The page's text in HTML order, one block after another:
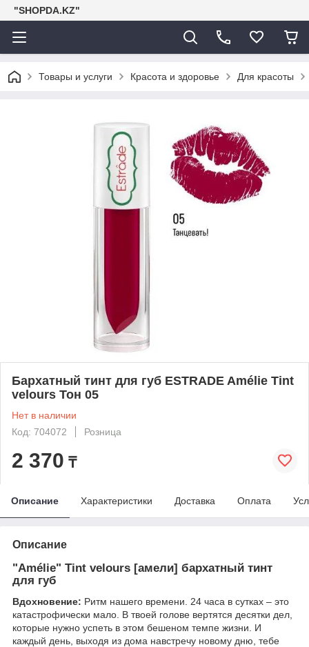
"SHOPDA.KZ"
Товары и услуги Красота и здоровье Для красоты
Бархатный тинт для губ ESTRADE Amélie Tint
velours Тон 05
Нет в наличии
Код: 704072
Розница
2 370 ₸
Описание Характеристики Доставка Оплата
Описание
"Amélie" Tint velours [амели] бархатный тинт
для губ
Вдохновение: Ритм нашего времени. 24 часа в сутках – это
катастрофически мало. В твоей голове вертятся десятки дел,
которые нужно успеть в этом бешеном темпе жизни. И
каждый день, выходя из дома навстречу новому дню, тебе